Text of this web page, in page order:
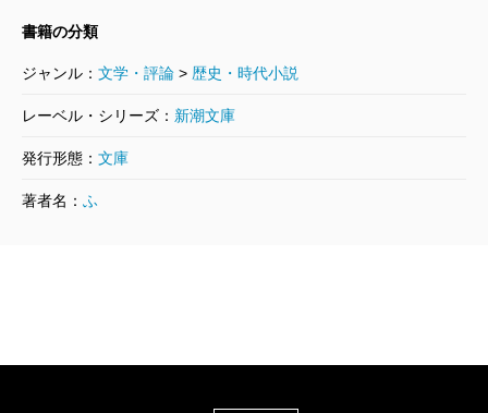
書籍の分類
ジャンル： 文学・評論 > 歴史・時代小説
レーベル・シリーズ： 新潮文庫
発行形態： 文庫
著者名： ふ